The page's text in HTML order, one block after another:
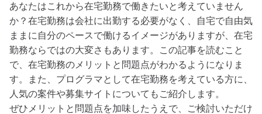
あなたはこれから在宅勤務で働きたいと考えていません
か？在宅勤務は会社に出勤する必要がなく、自宅で自由気
ままに自分のペースで働けるイメージがありますが、在宅
勤務ならではの大変さもあります。この記事を読むこと
で、在宅勤務のメリットと問題点がわかるようになりま
す。また、プログラマとして在宅勤務を考えている方に、
人気の案件や募集サイトについてもご紹介します。
ぜひメリットと問題点を加味したうえで、ご検討いただけ